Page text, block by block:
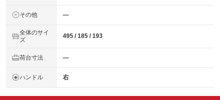
その他 ―
全体のサイ
ズ
495 / 185 / 193
荷台寸法 ―
ハンドル 右